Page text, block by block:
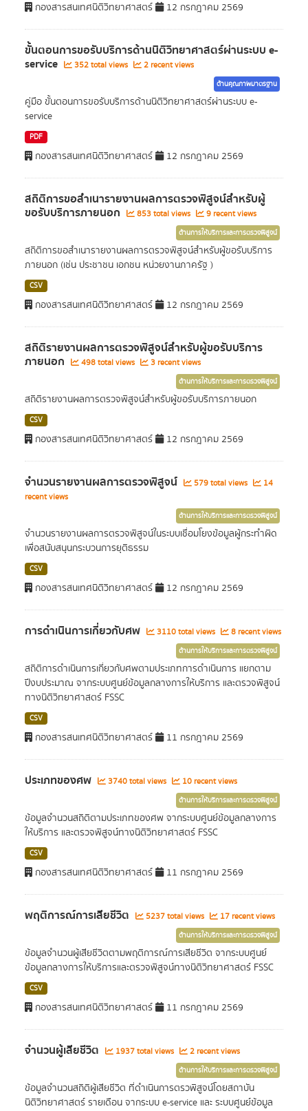
กองสารสนเทศนิติวิทยาศาสตร์ 12 กรกฎาคม 2569
ขั้นตอนการขอรับบริการด้านนิติวิทยาศาสตร์ผ่านระบบ e-
service 352 total views 2 recent views
ด้านคุณภาพมาตรฐาน
คู่มือ ขั้นตอนการขอรับบริการด้านนิติวิทยาศาสตร์ผ่านระบบ e-
service
PDF
กองสารสนเทศนิติวิทยาศาสตร์ 12 กรกฎาคม 2569
สถิติการขอสำเนารายงานผลการตรวจพิสูจน์สำหรับผู้
ขอรับบริการภายนอก 853 total views 9 recent views
ด้านการให้บริการและการตรวจพิสูจน์
สถิติการขอสำเนารายงานผลการตรวจพิสูจน์สำหรับผู้ขอรับบริการ
ภายนอก (เช่น ประชาชน เอกชน หน่วยงานภาครัฐ )
CSV
กองสารสนเทศนิติวิทยาศาสตร์ 12 กรกฎาคม 2569
สถิติรายงานผลการตรวจพิสูจน์สำหรับผู้ขอรับบริการ
ภายนอก 498 total views 3 recent views
ด้านการให้บริการและการตรวจพิสูจน์
สถิติรายงานผลการตรวจพิสูจน์สำหรับผู้ขอรับบริการภายนอก
CSV
กองสารสนเทศนิติวิทยาศาสตร์ 12 กรกฎาคม 2569
จำนวนรายงานผลการตรวจพิสูจน์ 579 total views
14
recent views
ด้านการให้บริการและการตรวจพิสูจน์
จำนวนรายงานผลการตรวจพิสูจน์ในระบบเชื่อมโยงข้อมูลผู้กระทำผิด
เพื่อสนับสนุนกระบวนการยุติธรรม
CSV
กองสารสนเทศนิติวิทยาศาสตร์ 12 กรกฎาคม 2569
การดำเนินการเกี่ยวกับศพ 3110 total views 8 recent views
ด้านการให้บริการและการตรวจพิสูจน์
สถิติการดำเนินการเกี่ยวกับศพตามประเภทการดำเนินการ แยกตาม
ปีงบประมาณ จากระบบศูนย์ข้อมูลกลางการให้บริการ และตรวจพิสูจน์
ทางนิติวิทยาศาสตร์ FSSC
CSV
กองสารสนเทศนิติวิทยาศาสตร์ 11 กรกฎาคม 2569
ประเภทของศพ 3740 total views 10 recent views
ด้านการให้บริการและการตรวจพิสูจน์
ข้อมูลจำนวนสถิติตามประเภทของศพ จากระบบศูนย์ข้อมูลกลางการ
ให้บริการ และตรวจพิสูจน์ทางนิติวิทยาศาสตร์ FSSC
CSV
กองสารสนเทศนิติวิทยาศาสตร์ 11 กรกฎาคม 2569
พฤติการณ์การเสียชีวิต 5237 total views 17 recent views
ด้านการให้บริการและการตรวจพิสูจน์
ข้อมูลจำนวนผู้เสียชีวิตตามพฤติการณ์การเสียชีวิต จากระบบศูนย์
ข้อมูลกลางการให้บริการและตรวจพิสูจน์ทางนิติวิทยาศาสตร์ FSSC
CSV
กองสารสนเทศนิติวิทยาศาสตร์ 11 กรกฎาคม 2569
จำนวนผู้เสียชีวิต 1937 total views 2 recent views
ด้านการให้บริการและการตรวจพิสูจน์
ข้อมูลจำนวนสถิติผู้เสียชีวิต ที่ดำเนินการตรวพิสูจน์โดยสถาบัน
นิติวิทยาศาสตร์ รายเดือน จากระบบ e-service และ ระบบศูนย์ข้อมูล